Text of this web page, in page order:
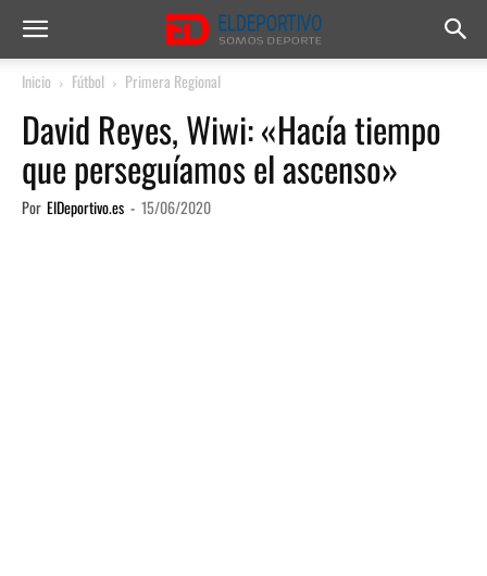
Inicio Fútbol Primera Regional
David Reyes, Wiwi: «Hacía tiempo
que perseguíamos el ascenso»
Por ElDeportivo.es - 15/06/2020